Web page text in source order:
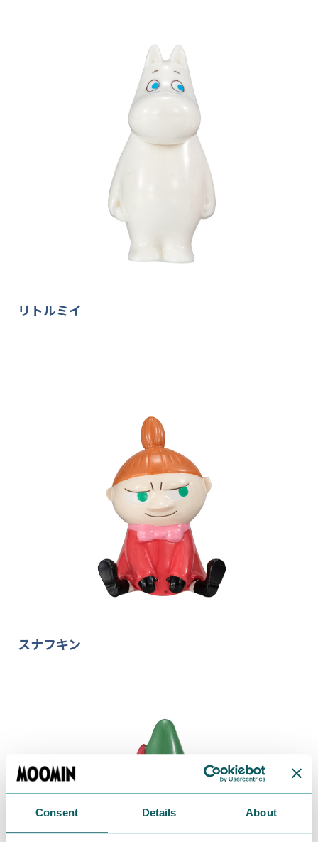
Consent Details About
リトルミイ
スナフキン